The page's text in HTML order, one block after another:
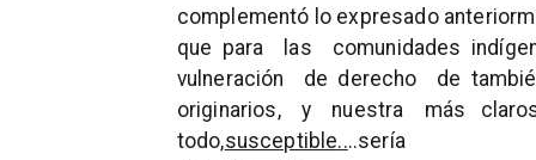
complementó lo expresado
que para
las
comunidades
vulneración de derecho de
originarios, y nuestra más
todo,susceptible....sería